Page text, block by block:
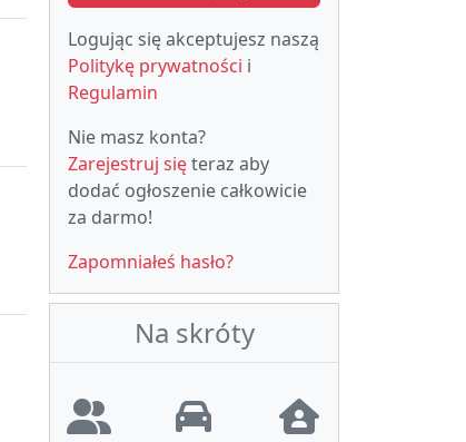
Logując się akceptujesz naszą
Politykę prywatności i
Regulamin
Nie masz konta?
Zarejestruj sięteraz aby
dodać ogłoszenie całkowicie
za darmo!
Zapomniałeś hasło?
Na skróty